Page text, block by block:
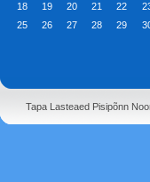
18
19 20 21 22
25
26 27 28 29
Tapa Lasteaed Pisipõnn